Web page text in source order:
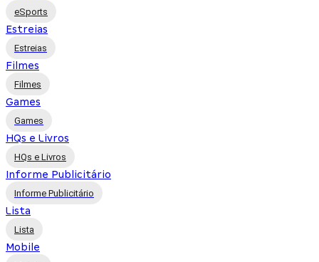
eSports
Estreias
Estreias
Filmes
Filmes
Games
Games
HQs e Livros
HQs e Livros
Informe Publicitário
Informe Publicitário
Lista
Lista
Mobile